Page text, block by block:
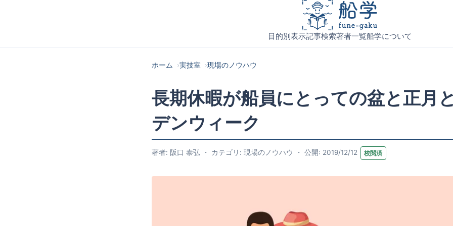
目的別表示記事検索著者一覧船学について
ホーム 実技室 現場のノウハウ
長期休暇が船員にとっての盆と正月
デンウィーク
著者: 阪口 泰弘 ・ カテゴリ: 現場のノウハウ ・ 公開: 2019/12/12 校閲済